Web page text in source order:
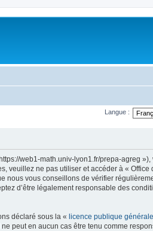
Langue :
web1-math.univ-lyon1.fr/prepa-agreg
veuillez ne pas utiliser et accéder à « Office
nous vous conseillons de vérifier
d’être légalement responsable des
déclaré sous la « licence publique
peut en aucun cas être tenu comme